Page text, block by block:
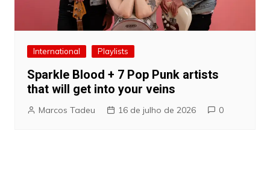
International Playlists
Sparkle Blood + 7 Pop Punk artists
that will get into your veins
Marcos Tadeu 16 de julho de 2026 0